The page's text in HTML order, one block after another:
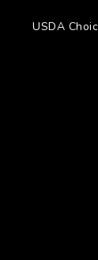
USDA